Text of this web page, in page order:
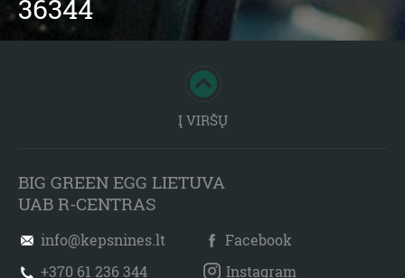
36344
Į VIRŠŲ
BIG GREEN EGG LIETUVA
UAB R-CENTRAS
info@kepsnines.lt
+370 61 236 344
Facebook
Instagram